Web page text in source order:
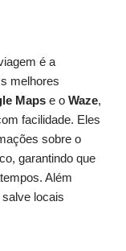
é a
melhores
Maps e o Waze,
facilidade. Eles
sobre o
garantindo que
Além
locais